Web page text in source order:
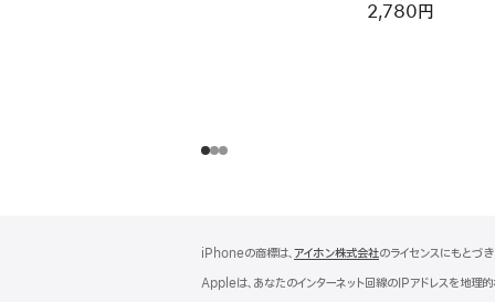
2,780円
タ
脚
注
iPhoneの商標は、アイホン株式会社のライセンスにもとづ
Appleは、あなたのインターネット回線のIPアドレスを地理